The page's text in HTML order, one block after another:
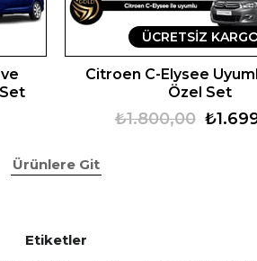
Citroen C-Elysee
Özel Set
₺1.800,00
ÜCRETSIZ
Ürünlere Git
Etiketler